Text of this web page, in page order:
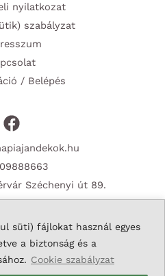
süti) fájlokat használ egyes
a biztonság és a
Cookie szabályzat
nyilatkozat
szabályzat
/ Belépés
Széchenyi út 89.